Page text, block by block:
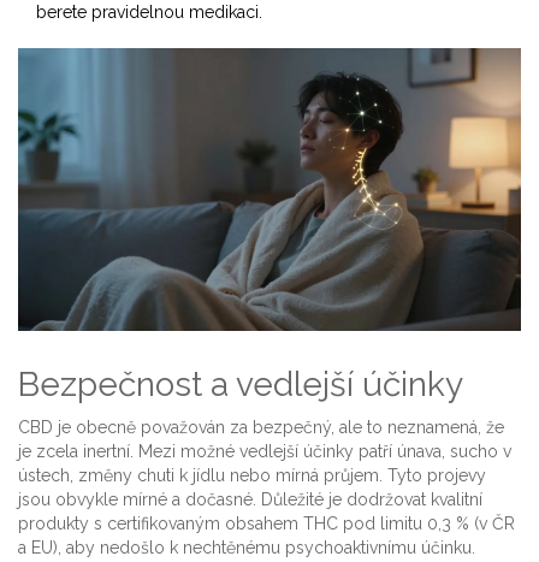
berete pravidelnou medikaci.
Bezpečnost a vedlejší účinky
CBD je obecně považován za bezpečný, ale to neznamená, že
je zcela inertní. Mezi možné vedlejší účinky patří únava, sucho v
ústech, změny chuti k jídlu nebo mírná průjem. Tyto projevy
jsou obvykle mírné a dočasné. Důležité je dodržovat kvalitní
produkty s certifikovaným obsahem THC pod limitu 0,3 % (v ČR
a EU), aby nedošlo k nechtěnému psychoaktivnímu účinku.